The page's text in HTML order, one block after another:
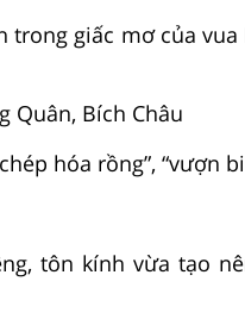
trong giấc mơ của
Quân, Bích Châu
hóa rồng”, “vượn
tôn kính vừa tạo